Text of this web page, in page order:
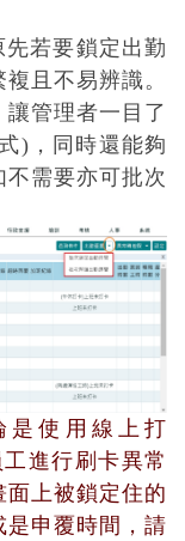
先若要鎖定出勤
且不易辨識。
管理者一目了
)，同時還能夠
需要亦可批次
使用線上打
進行刷卡異常
上被鎖定住的
是申覆時間，請